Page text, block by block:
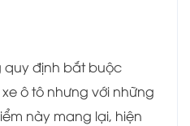
quy định bắt buộc
ô tô nhưng với những
này mang lại, hiện